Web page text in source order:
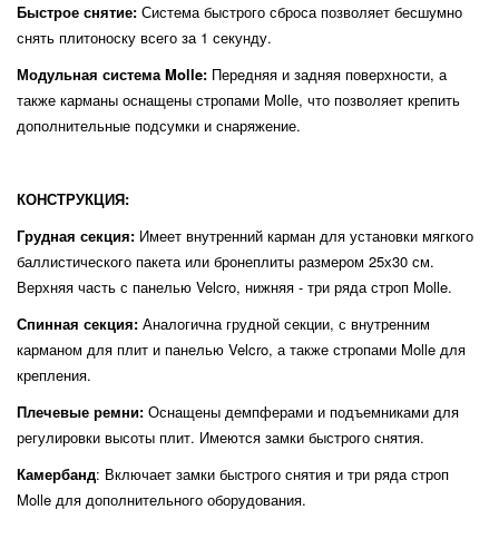
Быстрое снятие: Система быстрого сброса позволяет бесшумно
снять плитоноску всего за 1 секунду.
Модульная система Molle: Передняя и задняя поверхности, а
также карманы оснащены стропами Molle, что позволяет крепить
дополнительные подсумки и снаряжение.
КОНСТРУКЦИЯ:
Грудная секция: Имеет внутренний карман для установки мягкого
баллистического пакета или бронеплиты размером 25х30 см.
Верхняя часть с панелью Velcro, нижняя - три ряда строп Molle.
Спинная секция: Аналогична грудной секции, с внутренним
карманом для плит и панелью Velcro, а также стропами Molle для
крепления.
Плечевые ремни: Оснащены демпферами и подъемниками для
регулировки высоты плит. Имеются замки быстрого снятия.
Камербанд: Включает замки быстрого снятия и три ряда строп
Molle для дополнительного оборудования.